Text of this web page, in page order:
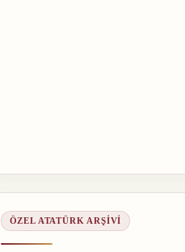
ÖZEL ATATÜRK ARŞIVI